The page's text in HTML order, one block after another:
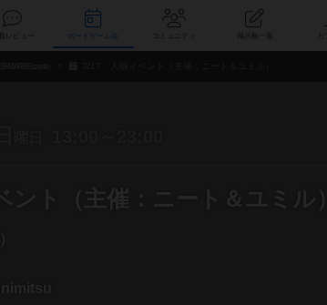
新着レビュー コミュニティ
ト（主催：ニート＆ユミル）